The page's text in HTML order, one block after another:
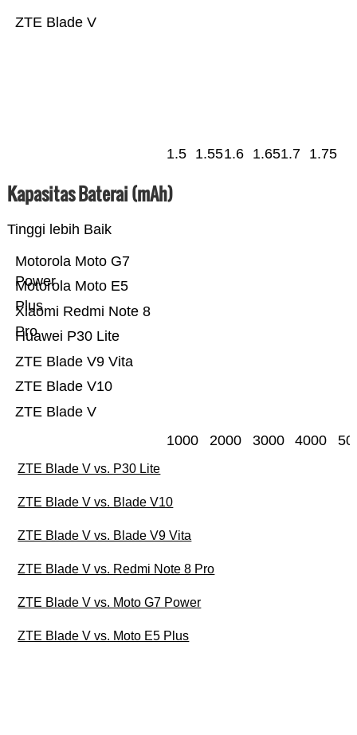
ZTE Blade V
1.5 1.551.6 1.651.7 1.75
Kapasitas Baterai (mAh)
Tinggi lebih Baik
ZTE Blade V
ZTE Blade V10
ZTE Blade V9 Vita
Huawei P30 Lite
Xiaomi Redmi Note 8
Pro
Motorola Moto E5
Plus
Motorola Moto G7
Power
1000 2000 3000 4000
ZTE Blade V vs. P30 Lite
ZTE Blade V vs. Blade V10
ZTE Blade V vs. Blade V9 Vita
ZTE Blade V vs. Redmi Note 8 Pro
ZTE Blade V vs. Moto G7 Power
ZTE Blade V vs. Moto E5 Plus